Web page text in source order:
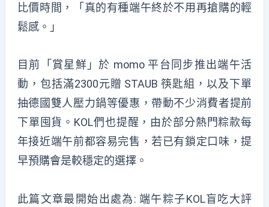
比價時間，「真的有種端午終於不用再搶購的輕
鬆感。」
目前「 賞星鮮 」於 momo 平台同步推出端午活
動，包括滿2300元贈 STAUB筷匙組 ，以及下單
抽德國雙人壓力鍋等優惠，帶動不少消費者提前
下單囤貨。KOL們也提醒，由於部分熱門粽款每
年接近端午前都容易完售 ，若已有鎖定口味，提
早預購會是較穩定的選擇。
此篇文章最開始出處為: 端午粽子KOL盲吃大評